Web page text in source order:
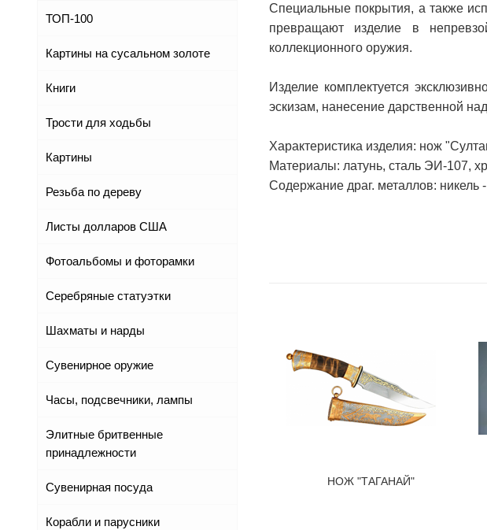
ТОП-100
Картины на сусальном золоте
Книги
Трости для ходьбы
Картины
Резьба по дереву
Листы долларов США
Фотоальбомы и фоторамки
Серебряные статуэтки
Шахматы и нарды
Сувенирное оружие
Часы, подсвечники, лампы
Элитные бритвенные
принадлежности
Сувенирная посуда
Корабли и парусники
Специальные покрытия, а также
превращают изделие в
коллекционного оружия.
Изделие комплектуется
эскизам, нанесение дарственной
Характеристика изделия: нож
Материалы: латунь, сталь ЭИ-107,
Содержание драг. металлов: никель
НОЖ "ТАГАНАЙ"